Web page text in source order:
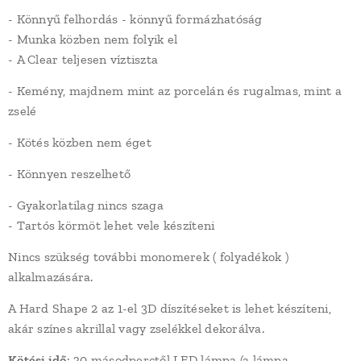
- Könnyű felhordás - könnyű formázhatóság
- Munka közben nem folyik el
- A Clear teljesen víztiszta
- Kemény, majdnem mint az porcelán és rugalmas, mint a
zselé
- Kötés közben nem éget
- Könnyen reszelhető
- Gyakorlatilag nincs szaga
- Tartós körmöt lehet vele készíteni
Nincs szükség további monomerek ( folyadékok )
alkalmazására.
A Hard Shape 2 az 1-el 3D díszítéseket is lehet készíteni,
akár színes akrillal vagy zselékkel dekorálva.